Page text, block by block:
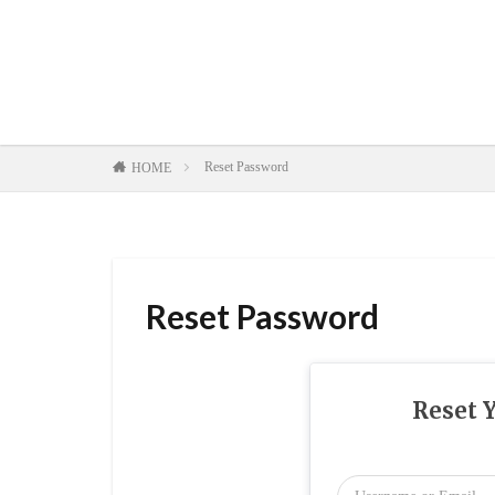
HOME Reset Password
Reset Password
Reset